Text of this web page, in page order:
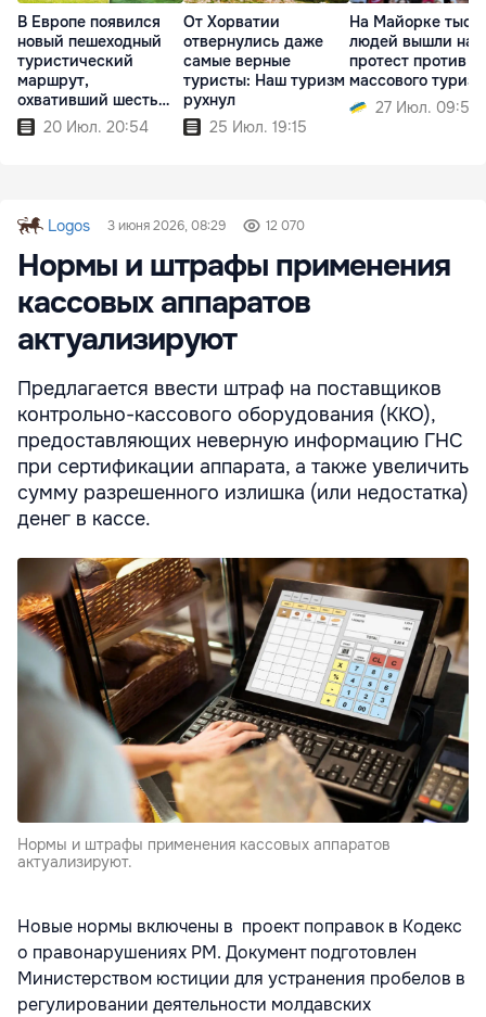
В Европе появился
новый пешеходный
туристический
маршрут,
охвативший шесть
стран20 Июл. 20:54
От Хорватии
отвернулись даже
самые верные
туристы: Наш туризм
рухнул
25 Июл. 19:15
На Майорке
людей вышли на
протест против
массового
27 Июл. 09:51
Logos 3 июня 2026, 08:29 12 070
Нормы и штрафы применения
кассовых аппаратов
актуализируют
Предлагается ввести штраф на поставщиков
контрольно-кассового оборудования (ККО),
предоставляющих неверную информацию ГНС
при сертификации аппарата, а также увеличить
сумму разрешенного излишка (или недостатка)
денег в кассе.
Нормы и штрафы применения кассовых аппаратов
актуализируют.
Новые нормы включены в проект поправок в Кодекс
о правонарушениях РМ. Документ подготовлен
Министерством юстиции для устранения пробелов в
регулировании деятельности молдавских